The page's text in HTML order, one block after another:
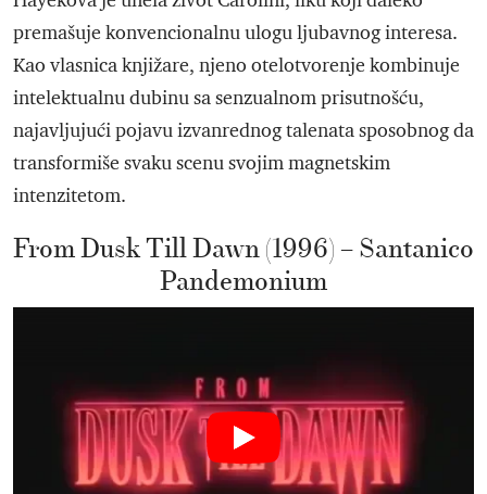
premašuje konvencionalnu ulogu ljubavnog interesa.
Kao vlasnica knjižare, njeno otelotvorenje kombinuje
intelektualnu dubinu sa senzualnom prisutnošću,
najavljujući pojavu izvanrednog talenata sposobnog da
transformiše svaku scenu svojim magnetskim
intenzitetom.
From Dusk Till Dawn (1996) – Santanico
Pandemonium